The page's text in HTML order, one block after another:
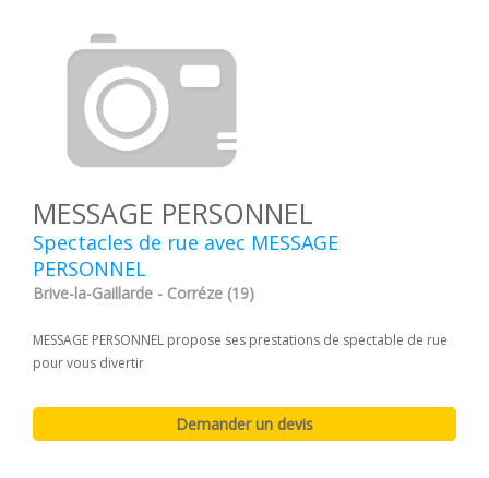
MESSAGE PERSONNEL
Spectacles de rue avec MESSAGE
PERSONNEL
Brive-la-Gaillarde - Corréze (19)
MESSAGE PERSONNEL propose ses prestations de spectable de rue
pour vous divertir